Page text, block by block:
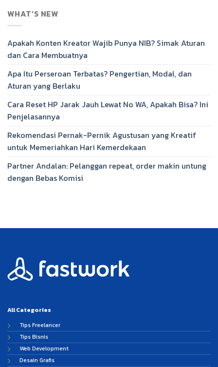
WHAT’S NEW
Apakah Konten Kreator Wajib Punya NIB? Simak Aturan
dan Cara Membuatnya
Apa Itu Perseroan Terbatas? Pengertian, Modal, dan
Aturan yang Berlaku
Cara Reset HP Jarak Jauh Lewat No WA, Apakah Bisa? Ini
Penjelasannya
Rekomendasi Pernak-Pernik Agustusan yang Kreatif
untuk Memeriahkan Hari Kemerdekaan
Partner Andalan: Pelanggan repeat, order makin untung
dengan Bebas Komisi
All Categories
Tips Freelancer
Tips Bisnis
Web Development
Desain Grafis